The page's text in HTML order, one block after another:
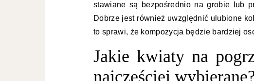
stawiane są bezpośrednio na grobie lub
Dobrze jest również uwzględnić ulubione
to sprawi, że kompozycja będzie bardziej
Jakie kwiaty na
najczęściej